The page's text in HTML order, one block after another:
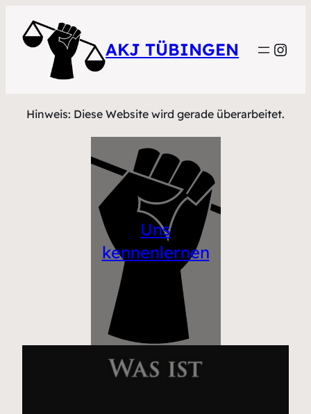
AKJ TÜBINGEN
Hinweis: Diese Website wird gerade überarbeitet.
Uns
kennenlernen